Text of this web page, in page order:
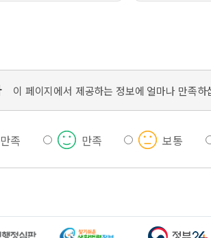
이 페이지에서 제공하는 정보에 얼마나 만족하
족 만족 보통